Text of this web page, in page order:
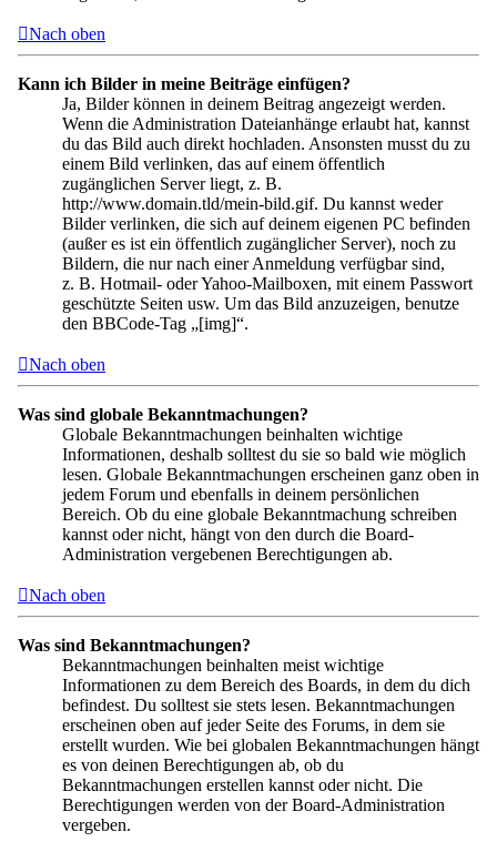
Nach oben
Kann ich Bilder in meine Beiträge einfügen?
Ja, Bilder können in deinem Beitrag angezeigt werden.
Wenn die Administration Dateianhänge erlaubt hat, kannst
du das Bild auch direkt hochladen. Ansonsten musst du zu
einem Bild verlinken, das auf einem öffentlich
zugänglichen Server liegt, z. B.
http://www.domain.tld/mein-bild.gif. Du kannst weder
Bilder verlinken, die sich auf deinem eigenen PC befinden
(außer es ist ein öffentlich zugänglicher Server), noch zu
Bildern, die nur nach einer Anmeldung verfügbar sind,
z. B. Hotmail- oder Yahoo-Mailboxen, mit einem Passwort
geschützte Seiten usw. Um das Bild anzuzeigen, benutze
den BBCode-Tag „[img]“.
Nach oben
Was sind globale Bekanntmachungen?
Globale Bekanntmachungen beinhalten wichtige
Informationen, deshalb solltest du sie so bald wie möglich
lesen. Globale Bekanntmachungen erscheinen ganz oben in
jedem Forum und ebenfalls in deinem persönlichen
Bereich. Ob du eine globale Bekanntmachung schreiben
kannst oder nicht, hängt von den durch die Board-
Administration vergebenen Berechtigungen ab.
Nach oben
Was sind Bekanntmachungen?
Bekanntmachungen beinhalten meist wichtige
Informationen zu dem Bereich des Boards, in dem du dich
befindest. Du solltest sie stets lesen. Bekanntmachungen
erscheinen oben auf jeder Seite des Forums, in dem sie
erstellt wurden. Wie bei globalen Bekanntmachungen hängt
es von deinen Berechtigungen ab, ob du
Bekanntmachungen erstellen kannst oder nicht. Die
Berechtigungen werden von der Board-Administration
vergeben.